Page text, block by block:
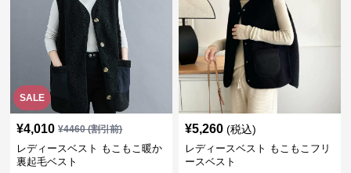
SALE
¥4,010 ¥4460(割引前)
レディースベスト もこもこ暖か
裏起毛ベスト
¥5,260 (税込)
レディースベスト もこもこフリ
ースベスト